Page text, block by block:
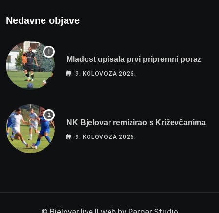
Nedavne objave
Mladost upisala prvi pripremni poraz
9. KOLOVOZA 2026.
NK Bjelovar remizirao s Križevčanima
9. KOLOVOZA 2026.